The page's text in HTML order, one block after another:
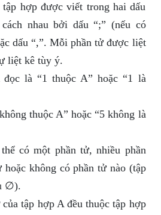
tập hợp được viết trong hai dấu
nhau bởi dấu “;” (nếu có
dấu “,”. Mỗi phần tử được liệt
liệt kê tùy ý.
là “1 thuộc A” hoặc “1 là
thuộc A” hoặc “5 không là
có một phần tử, nhiều phần
hoặc không có phần tử nào (tập
∅).
tập hợp A đều thuộc tập hợp